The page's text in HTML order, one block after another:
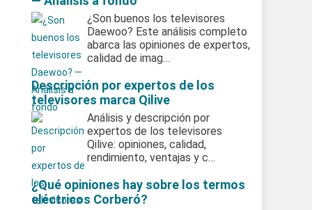
¿Son buenos los televisores
Daewoo? Este análisis completo
abarca las opiniones de expertos,
calidad de imag…
Descripción por expertos de los
televisores marca Qilive
Análisis y descripción por
expertos de los televisores
Qilive: opiniones, calidad,
rendimiento, ventajas y c…
¿Qué opiniones hay sobre los termos
eléctricos Corberó?